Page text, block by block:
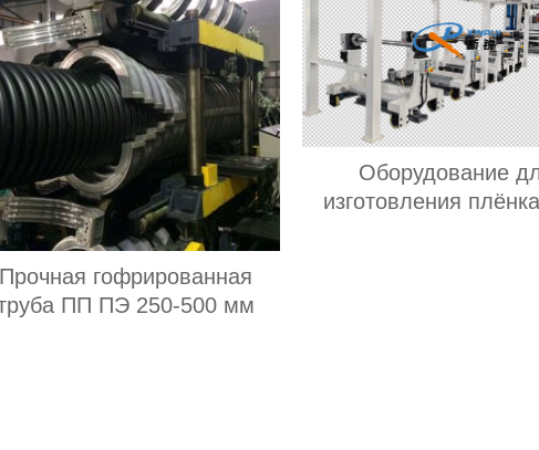
Прочная гофрированная
ПП ПЭ 250-500 мм
Оборудование
изготовления